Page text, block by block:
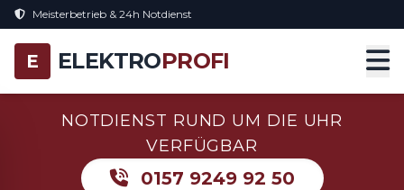
Meisterbetrieb & 24h Notdienst
E ELEKTROPROFI
NOTDIENST RUND UM DIE UHR
VERFÜGBAR
0157 9249 92 50